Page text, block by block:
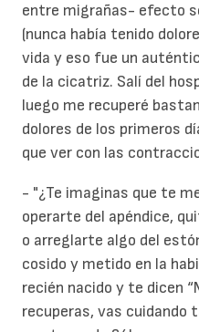
entre migrañas- efecto
(nunca había tenido
vida y eso fue un
de la cicatriz. Salí del
luego me recuperé
dolores de los primeros
que ver con las
- "¿Te imaginas que te
operarte del apéndice,
o arreglarte algo del
cosido y metido en la
recién nacido y te dicen
recuperas, vas cuidando